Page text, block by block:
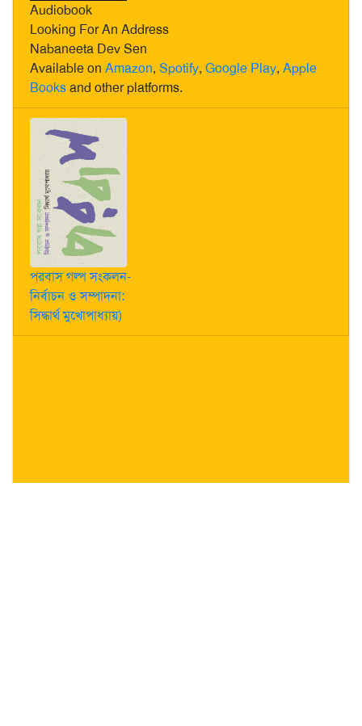
Audiobook
Looking For An Address
Nabaneeta Dev Sen
Available on Amazon, Spotify, Google Play, Apple
Booksand other platforms.
পরবাস গল্প সংকলন-
নির্বাচন ও সম্পাদনা:
সিদ্ধার্থ মুখোপাধ্যায়)